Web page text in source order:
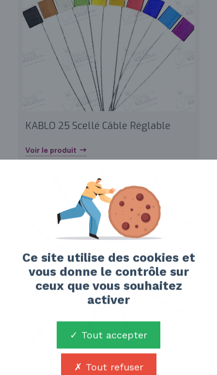
Ce site utilise des cookies et
vous donne le contrôle sur
ceux que vous souhaitez
activer
Tout accepter
Tout refuser
KABLO 25 Scellé Câble Réglable
Voir le produit
Liens de serrage réglables